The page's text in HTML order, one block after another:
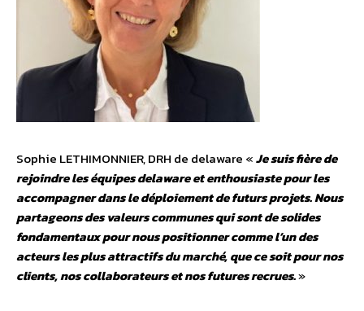
Sophie LETHIMONNIER, DRH de delaware «Je suis fière de
rejoindre les équipes delaware et enthousiaste pour les
accompagner dans le déploiement de futurs projets. Nous
partageons des valeurs communes qui sont de solides
fondamentaux pour nous positionner comme l’un des
acteurs les plus attractifs du marché, que ce soit pour nos
clients, nos collaborateurs et nos futures recrues.»